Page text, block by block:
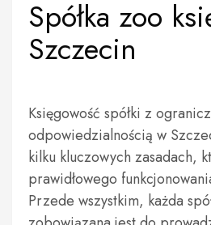
Spółka zoo
Szczecin
Księgowość spółki z
odpowiedzialnością w
kilku kluczowych zasadach,
prawidłowego
Przede wszystkim, każda